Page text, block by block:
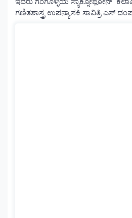
ಗಣಿತಶಾಸ್ತ್ರ ಉಪನ್ಯಾಸಕಿ ಸಾವಿತ್ರಿ ಎಸ್